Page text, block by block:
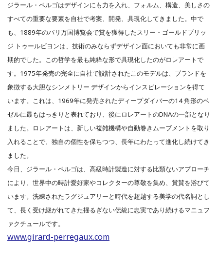
ジラール・ペルゴはデザインにも力を入れ、フォルム、構造、美しさの
すべての重要な要素を自社で考案、開発、具現化してきました。中で
も、1889年のパリ万国博覧会で賞を獲得したスリー・ゴールドブリッ
ジ トゥールビヨンは、技術のみならずデザイン面においても非常に画
期的でした。 この哲学を最も純粋な形で具現化したのがロレアートで
す。1975年発売の完全に自社で設計されたこのモデルは、ブランドを
象徴する大胆なシンメトリー デザインからインスピレーションを得て
います。これは、1969年に発売されたディープダイバーの14 角形のベ
ゼルに最もはっきりと表れており、後にロレアートのDNAの一部となり
ました。ロレアートは、新しい複雑機構や自動巻きムーブメントを取り
入れることで、独自の個性を保ちつつ、長年にわたって進化し続けてき
ました。
今日、ジラール・ペルゴは、高級時計製造に対する比類ないアプローチ
により、世界中の時計愛好家やコレクターの尊敬を集め、賞賛を浴びて
います。洗練されたラグジュアリーと時代を超越する美学の代名詞とし
て、長く受け継がれてきた揺るぎない伝統に忠実であり続けるマニュフ
ァクチュールです。
www.girard-perregaux.com